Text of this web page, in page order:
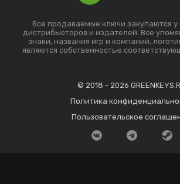
Все продаваемые ключи закупаются
дистрибьюторов и издателей. Все
знаки, названия игр и компаний,
являются собственностью
© 2018 - 2026
Политика
Пользовательское